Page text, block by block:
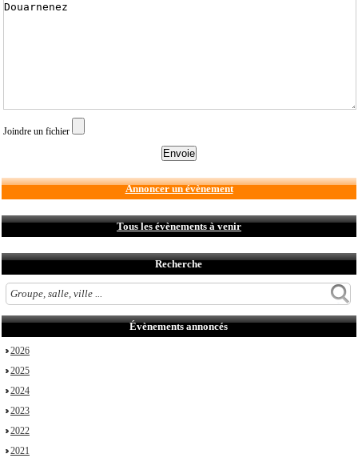
Joindre un fichier
Annoncer un évènement
Tous les évènements à venir
Recherche
Évènements annoncés
2026
2025
2024
2023
2022
2021